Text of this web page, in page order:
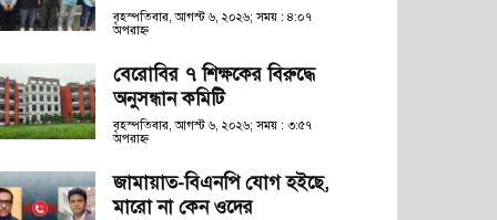
বৃহস্পতিবার, আগস্ট ৬, ২০২৬; সময় : ৪:০৭
অপরাহ্ণ
বেরোবির ৭ শিক্ষকের বিরুদ্ধে
অনুসন্ধান কমিটি
বৃহস্পতিবার, আগস্ট ৬, ২০২৬; সময় : ৩:৫৭
অপরাহ্ণ
জামায়াত-বিএনপি যোগ হইছে,
মারো না কেন ওদের